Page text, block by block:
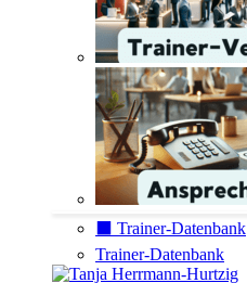
⬛️ Trainer-Datenbank
Trainer-Datenbank